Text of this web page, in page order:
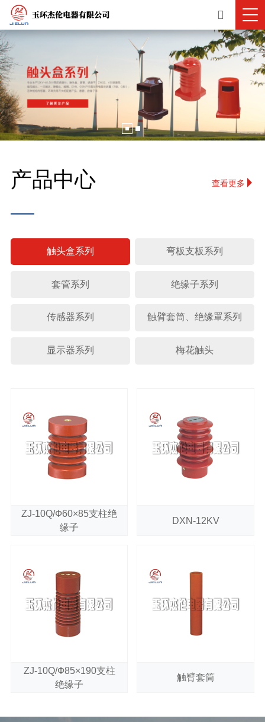
产品中心 查看更多
触头盒系列 弯板支板系列
套管系列 绝缘子系列
传感器系列 触臂套筒、绝缘罩系列
显示器系列 梅花触头
ZJ-10Q/Ф60×85支柱绝
缘子
ZJ-10Q/Ф85×190支柱
绝缘子
DXN-12KV
触臂套筒